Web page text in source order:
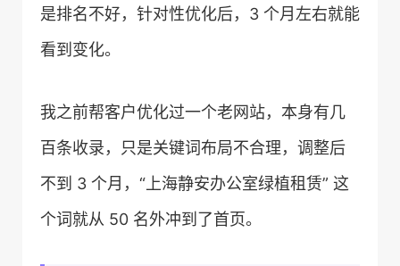
是排名不好，针对性优化后，3 个月左右就能
看到变化。
我之前帮客户优化过一个老网站，本身有几
百条收录，只是关键词布局不合理，调整后
不到 3 个月，“上海静安办公室绿植租赁” 这
个词就从 50 名外冲到了首页。